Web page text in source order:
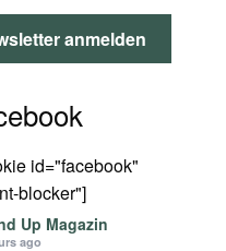
id="facebook"
blocker"]
Up Magazin
ago